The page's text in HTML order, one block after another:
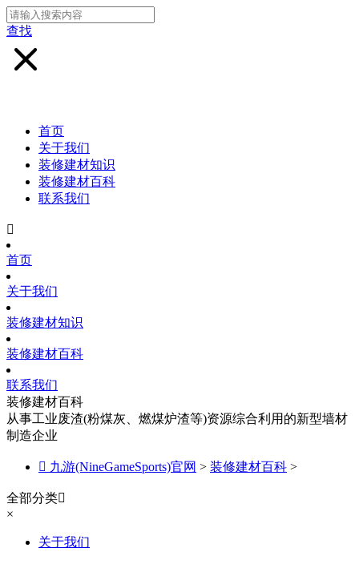
查找
首页
关于我们
装修建材知识
装修建材百科
联系我们

首页
关于我们
装修建材知识
装修建材百科
联系我们
装修建材百科
从事工业废渣(粉煤灰、燃煤炉渣等)资源综合利用的新型墙材
制造企业
 九游(NineGameSports)官网 > 装修建材百科 >
全部分类
×
关于我们